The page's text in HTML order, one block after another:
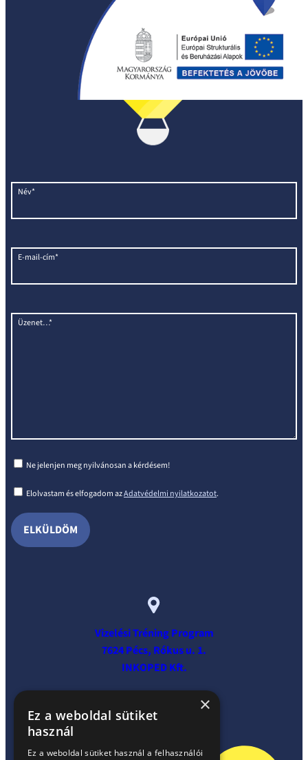
Név*
E-mail-cím*
Üzenet…*
Ne jelenjen meg nyilvánosan a kérdésem!
Elolvastam és elfogadom azAdatvédelmi nyilatkozatot.
Vizelési Tréning Program
7624 Pécs, Rókus u. 1.
INKOPED Kft.
×
Ez a weboldal sütiket
használ
Ez a weboldal sütiket használ a felhasználói